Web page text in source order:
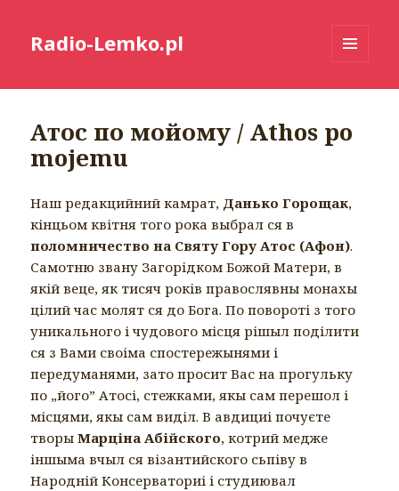
Radio-Lemko.pl
Атос по мойому / Athos po
mojemu
Наш редакцийний камрат, Данько Горощак,
кінцьом квітня того рока выбрал ся в
поломничество на Святу Гору Атос (Афон).
Самотню звану Загорідком Божой Матери, в
якій веце, як тисяч років правослявны монахы
цілий час молят ся до Бога. По повороті з того
уникального і чудового місця рішыл поділити
ся з Вами своіма спостережынями і
передуманями, зато просит Вас на прогульку
по „його” Атосі, стежками, якы сам перешол і
місцями, якы сам виділ. В авдициі почуєте
творыМарціна Абійского, котрий медже
іншыма вчыл ся візантийского сьпіву в
Народній Консерваториі і студиювал